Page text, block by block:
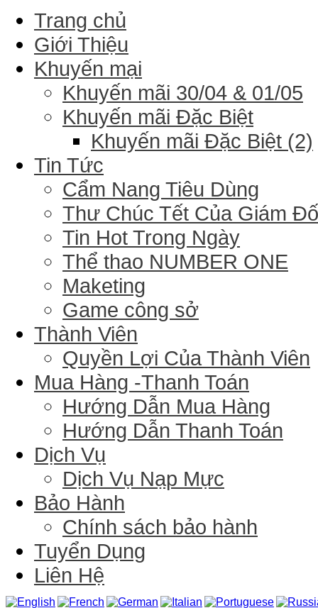
Trang chủ
Giới Thiệu
Khuyến mại
Khuyến mãi 30/04 & 01/05
Khuyến mãi Đặc Biệt
Khuyến mãi Đặc Biệt (2)
Tin Tức
Cẩm Nang Tiêu Dùng
Thư Chúc Tết Của Giám
Tin Hot Trong Ngày
Thể thao NUMBER ONE
Maketing
Game công sở
Thành Viên
Quyền Lợi Của Thành Viên
Mua Hàng -Thanh Toán
Hướng Dẫn Mua Hàng
Hướng Dẫn Thanh Toán
Dịch Vụ
Dịch Vụ Nạp Mực
Bảo Hành
Chính sách bảo hành
Tuyển Dụng
Liên Hệ